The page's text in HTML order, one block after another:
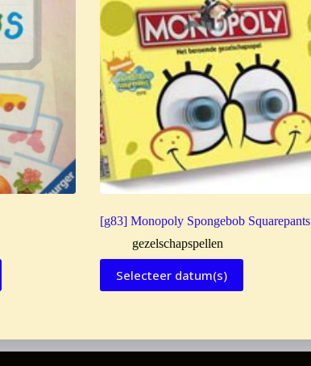
[g83] Monopoly Spongebob Squarepants
gezelschapspellen
Selecteer datum(s)